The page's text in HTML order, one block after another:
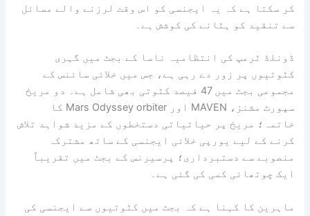
کر سکتا ہے کہ یہ ایجنسی کو اس وقت لرزنے والے مسائل
سے تنقید کو ہٹانے کی کوشش ہے۔
ڈونلڈ ٹرمپ کی انتظامیہ ناسا کے بجٹ میں گہری
کٹوتیوں پر زور دے رہی ہے، جس میں خلائی سائنس کے
مجموعی بجٹ میں 47 فیصد کٹوتی بھی شامل ہے۔ دو مریخ
سپورٹ مشنز، MAVEN اور Mars Odyssey orbiter کا
خاتمہ؛ مریخ پر حیاتیاتی دستخطوں کے مزید شواہد تلاش
کرنے کے لیے یورپی خلائی ایجنسی کے ساتھ مشترکہ
منصوبے سے دستبرداری؛ پرسیرنس کے بجٹ میں تقریباً
ایک چوتھائی کمی کی گئی ہے۔
ماہرین کا کہنا ہے کہ بجٹ میں کٹوتیوں سے ایجنسی کی